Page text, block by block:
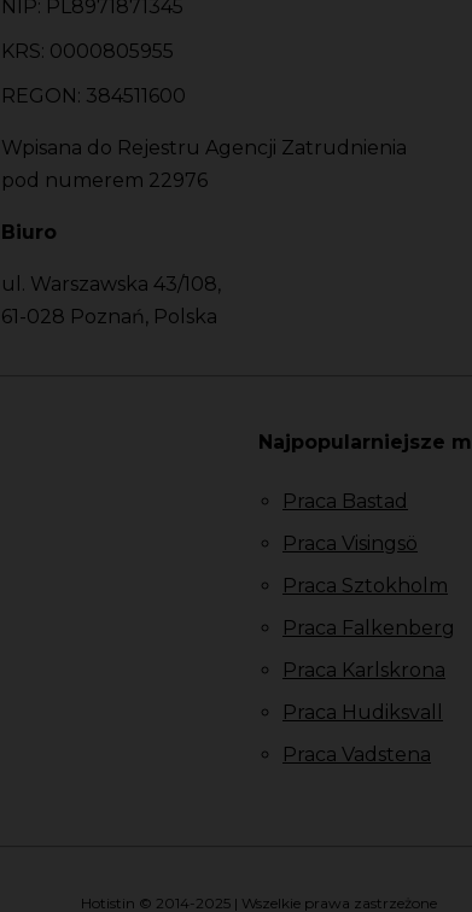
NIP: PL8971871345
KRS: 0000805955
REGON: 384511600
Wpisana do Rejestru Agencji Zatrudnienia
pod numerem 22976
Biuro
ul. Warszawska 43/108,
61-028 Poznań, Polska
Najpopularniejsze
Praca Bastad
Praca Visingsö
Praca Sztokholm
Praca Falkenberg
Praca Karlskrona
Praca Hudiksvall
Praca Vadstena
Hotistin © 2014-2025 | Wszelkie prawa zastrzeżone